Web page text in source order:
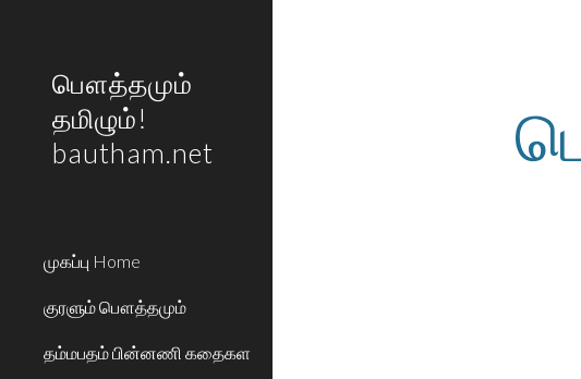
பௌத்தமும்
தமிழும்!
bautham.net
முகப்பு Home
குரளும் பௌத்தமும்
தம்மபதம் பின்னணி கதைகள